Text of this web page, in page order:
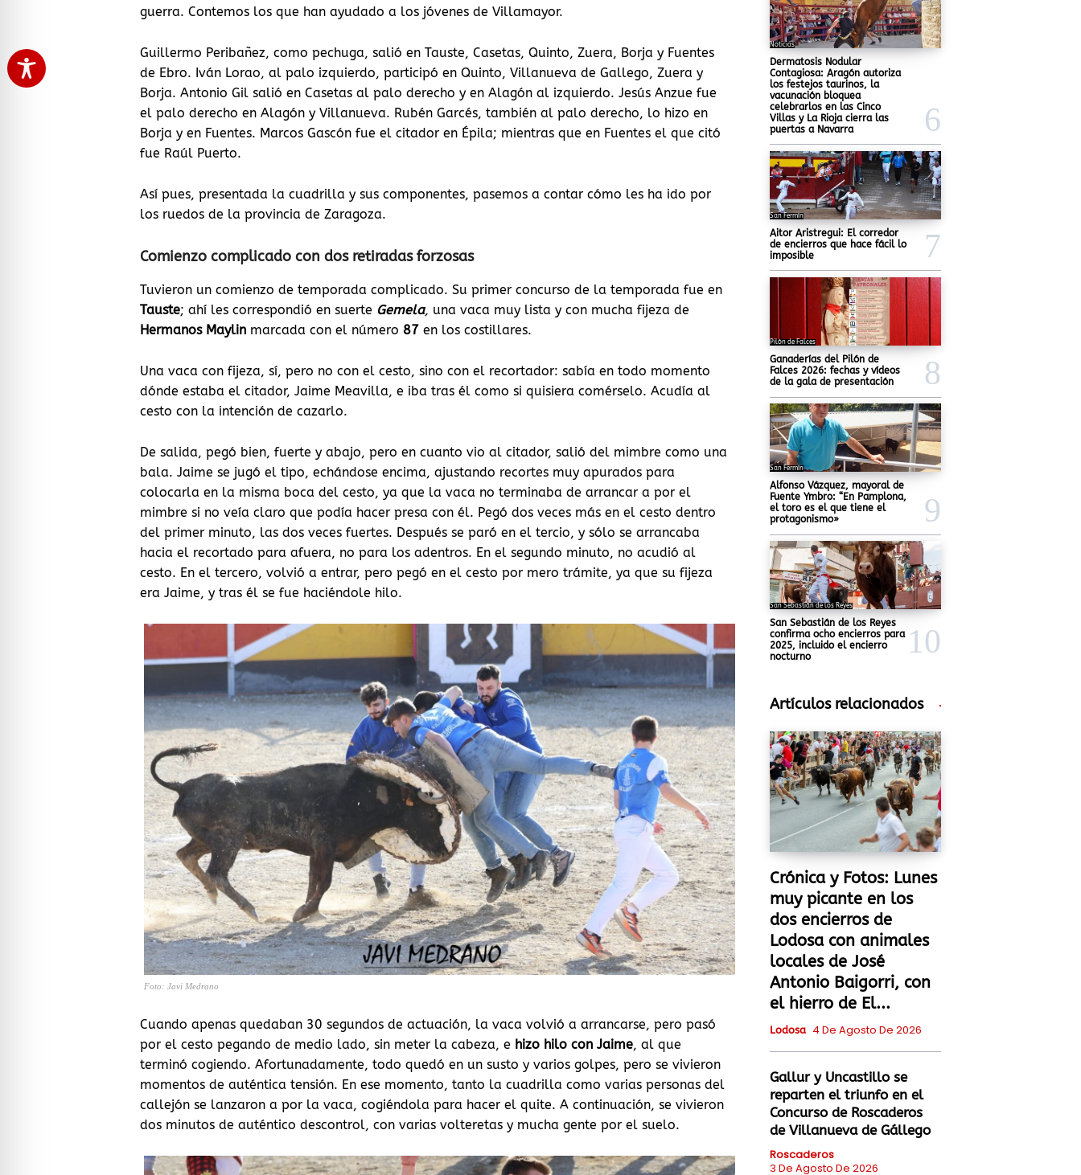
guerra. Contemos los que han ayudado a los jóvenes de Villamayor.
Guillermo Peribañez, como pechuga, salió en Tauste, Casetas, Quinto, Zuera, Borja y Fuentes
de Ebro. Iván Lorao, al palo izquierdo, participó en Quinto, Villanueva de Gallego, Zuera y
Borja. Antonio Gil salió en Casetas al palo derecho y en Alagón al izquierdo. Jesús Anzue fue
el palo derecho en Alagón y Villanueva. Rubén Garcés, también al palo derecho, lo hizo en
Borja y en Fuentes. Marcos Gascón fue el citador en Épila; mientras que en Fuentes el que citó
fue Raúl Puerto.
Así pues, presentada la cuadrilla y sus componentes, pasemos a contar cómo les ha ido por
los ruedos de la provincia de Zaragoza.
Comienzo complicado con dos retiradas forzosas
Tuvieron un comienzo de temporada complicado. Su primer concurso de la temporada fue en
Tauste; ahí les correspondió en suerte Gemela, una vaca muy lista y con mucha fijeza de
Hermanos Maylin marcada con el número 87 en los costillares.
Una vaca con fijeza, sí, pero no con el cesto, sino con el recortador: sabía en todo momento
dónde estaba el citador, Jaime Meavilla, e iba tras él como si quisiera comérselo. Acudía al
cesto con la intención de cazarlo.
De salida, pegó bien, fuerte y abajo, pero en cuanto vio al citador, salió del mimbre como una
bala. Jaime se jugó el tipo, echándose encima, ajustando recortes muy apurados para
colocarla en la misma boca del cesto, ya que la vaca no terminaba de arrancar a por el
mimbre si no veía claro que podía hacer presa con él. Pegó dos veces más en el cesto dentro
del primer minuto, las dos veces fuertes. Después se paró en el tercio, y sólo se arrancaba
hacia el recortado para afuera, no para los adentros. En el segundo minuto, no acudió al
cesto. En el tercero, volvió a entrar, pero pegó en el cesto por mero trámite, ya que su fijeza
era Jaime, y tras él se fue haciéndole hilo.
Foto: Javi Medrano
Cuando apenas quedaban 30 segundos de actuación, la vaca volvió a arrancarse, pero pasó
por el cesto pegando de medio lado, sin meter la cabeza, e hizo hilo con Jaime, al que
terminó cogiendo. Afortunadamente, todo quedó en un susto y varios golpes, pero se vivieron
momentos de auténtica tensión. En ese momento, tanto la cuadrilla como varias personas del
callejón se lanzaron a por la vaca, cogiéndola para hacer el quite. A continuación, se vivieron
dos minutos de auténtico descontrol, con varias volteretas y mucha gente por el suelo.
Noticias
Dermatosis Nodular
Contagiosa: Aragón autoriza
los festejos taurinos, la
vacunación bloquea
celebrarlos en las Cinco
Villas y La Rioja cierra las
puertas a Navarra
San Fermín
Aitor Aristregui: El corredor
de encierros que hace fácil lo
imposible
Pilón de Falces
Ganaderías del Pilón de
Falces 2026: fechas y vídeos
de la gala de presentación
San Fermín
Alfonso Vázquez, mayoral de
Fuente Ymbro: “En Pamplona,
el toro es el que tiene el
protagonismo»
San Sebastián de los Reyes
San Sebastián de los Reyes
confirma ocho encierros para
2025, incluido el encierro
nocturno
Artículos relacionados
Crónica y Fotos: Lunes
muy picante en los
dos encierros de
Lodosa con animales
locales de José
Antonio Baigorri, con
el hierro de El...
Lodosa 4 De Agosto De 2026
Gallur y Uncastillo se
reparten el triunfo en el
Concurso de Roscaderos
de Villanueva de Gállego
Roscaderos
3 De Agosto De 2026